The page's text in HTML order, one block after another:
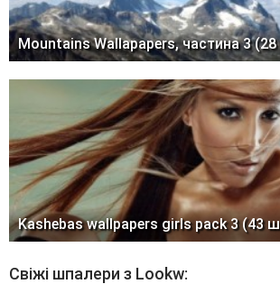
Mountains Wallapapers, частина 3
Kashebas wallpapers girls pack 3 (43
Свіжі шпалери з Lookw: